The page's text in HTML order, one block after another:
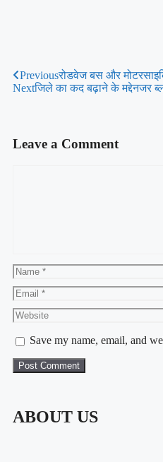
Previousरोडवेज बस और
Nextजिले का कद बढ़ाने के मद्देनजर
Leave a Comment
Save my name, email, and
ABOUT US